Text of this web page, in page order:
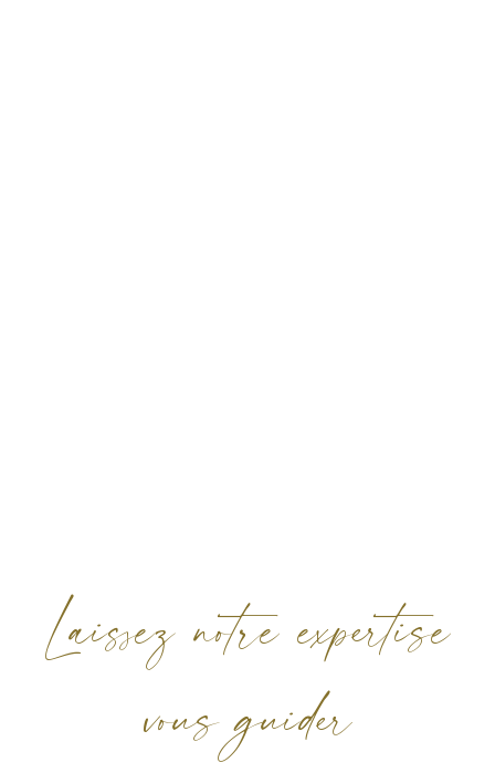
Laissez notre expertise
vous guider